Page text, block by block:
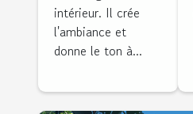
votre
intérieur
intérieur. Il crée
l'ambiance et
donne le ton à...